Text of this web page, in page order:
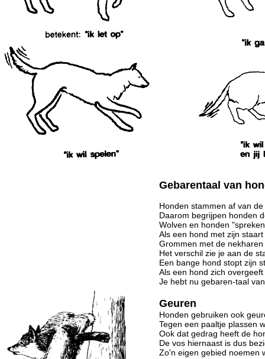
Gebarentaal van
Honden stammen af van
Daarom begrijpen honden
Wolven en honden
Als een hond met zijn
Grommen met de
Het verschil zie je aan de
Een bange hond stopt zijn
Als een hond zich
Je hebt nu gebaren-taal
Geuren
Honden gebruiken ook
Tegen een paaltje plassen
Ook dat gedrag heeft de
De vos hiernaast is dus
Zo'n eigen gebied noemen